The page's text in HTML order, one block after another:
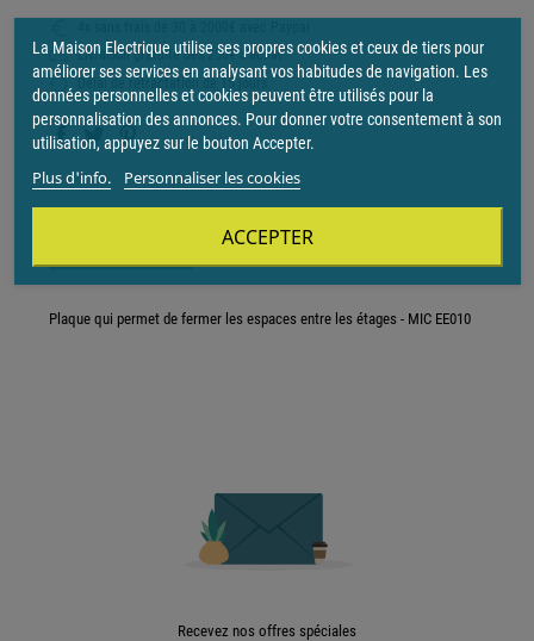
Livraison gratuite dès 250€ d'achat
Délai de rétractation de 15 jours
Plaque qui permet de fermer les espaces entre les étages - MIC EE010
Recevez nos offres spéciales
La Maison Electrique utilise ses propres cookies et ceux de tiers pour
améliorer ses services en analysant vos habitudes de navigation. Les
données personnelles et cookies peuvent être utilisés pour la
personnalisation des annonces. Pour donner votre consentement à son
utilisation, appuyez sur le bouton Accepter.
Plus d'info. Personnaliser les cookies
ACCEPTER